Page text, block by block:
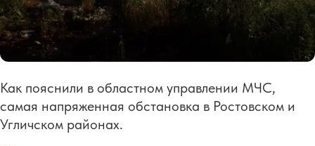
Как пояснили в областном управлении МЧС,
самая напряженная обстановка в Ростовском и
Угличском районах.